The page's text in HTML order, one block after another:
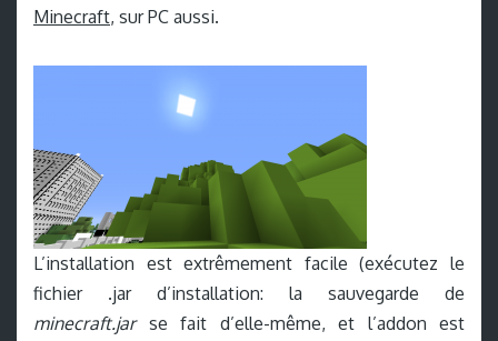
Minecraft, sur PC aussi.
L’installation est extrêmement facile (exécutez le
fichier .jar d’installation: la sauvegarde de
minecraft.jar se fait d’elle-même, et l’addon est